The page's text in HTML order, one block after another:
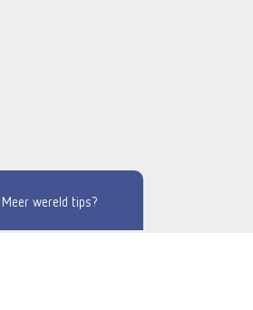
Meer wereld tips?